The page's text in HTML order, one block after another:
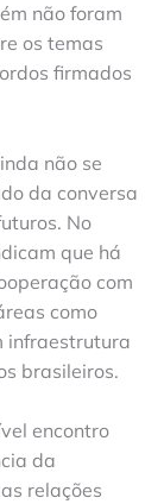
não foram
os temas
firmados
não se
da conversa
No
que há
com
como
infraestrutura
brasileiros.
encontro
da
relações